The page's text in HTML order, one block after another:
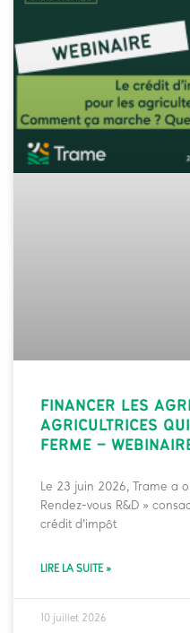
FINANCER LES
AGRICULTRICES
FERME –
Le 23 juin 2026, Trame a
Rendez-vous R&D »
crédit d’impôt
LIRE LA SUITE »
10 juillet 2026